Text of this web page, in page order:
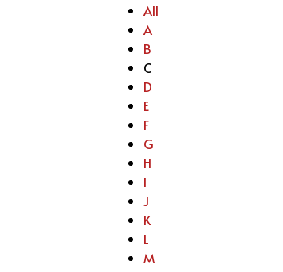
All
A
B
C
D
E
F
G
H
I
J
K
L
M